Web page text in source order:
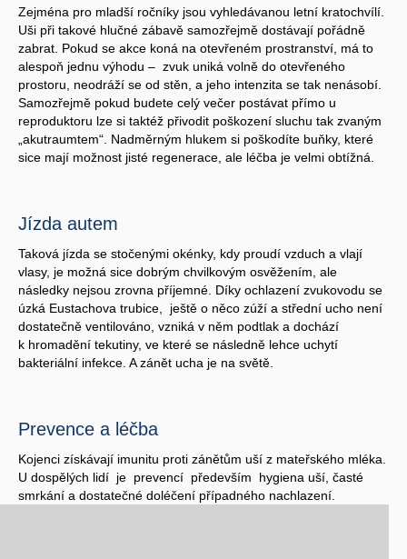
Zejména pro mladší ročníky jsou vyhledávanou letní kratochvílí.
Uši při takové hlučné zábavě samozřejmě dostávají pořádně
zabrat. Pokud se akce koná na otevřeném prostranství, má to
alespoň jednu výhodu – zvuk uniká volně do otevřeného
prostoru, neodráží se od stěn, a jeho intenzita se tak nenásobí.
Samozřejmě pokud budete celý večer postávat přímo u
reproduktoru lze si taktéž přivodit poškození sluchu tak zvaným
„akutraumtem“. Nadměrným hlukem si poškodíte buňky, které
sice mají možnost jisté regenerace, ale léčba je velmi obtížná.
Jízda autem
Taková jízda se stočenými okénky, kdy proudí vzduch a vlají
vlasy, je možná sice dobrým chvilkovým osvěžením, ale
následky nejsou zrovna příjemné. Díky ochlazení zvukovodu se
úzká Eustachova trubice, ještě o něco zúží a střední ucho není
dostatečně ventilováno, vzniká v něm podtlak a dochází
k hromadění tekutiny, ve které se následně lehce uchytí
bakteriální infekce. A zánět ucha je na světě.
Prevence a léčba
Kojenci získávají imunitu proti zánětům uší z mateřského mléka.
U dospělých lidí je prevencí především hygiena uší, časté
smrkání a dostatečné doléčení případného nachlazení.